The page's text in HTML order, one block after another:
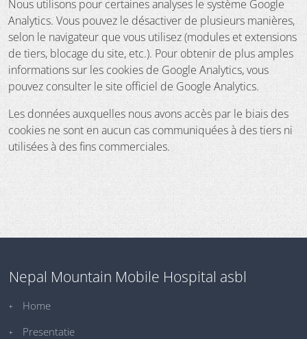
Nous utilisons pour certaines analyses le système Google
Analytics. Vous pouvez le désactiver de plusieurs manières,
selon le navigateur que vous utilisez (modules et extensions
de tiers, blocage du site, etc.). Pour obtenir de plus amples
informations sur les cookies de Google Analytics, vous
pouvez consulter le site officiel de Google Analytics.
Les données auxquelles nous avons accès par le biais des
cookies ne sont en aucun cas communiquées à des tiers ni
utilisées à des fins commerciales.
Nepal Mountain Mobile Hospital asbl
Home
Presentatie